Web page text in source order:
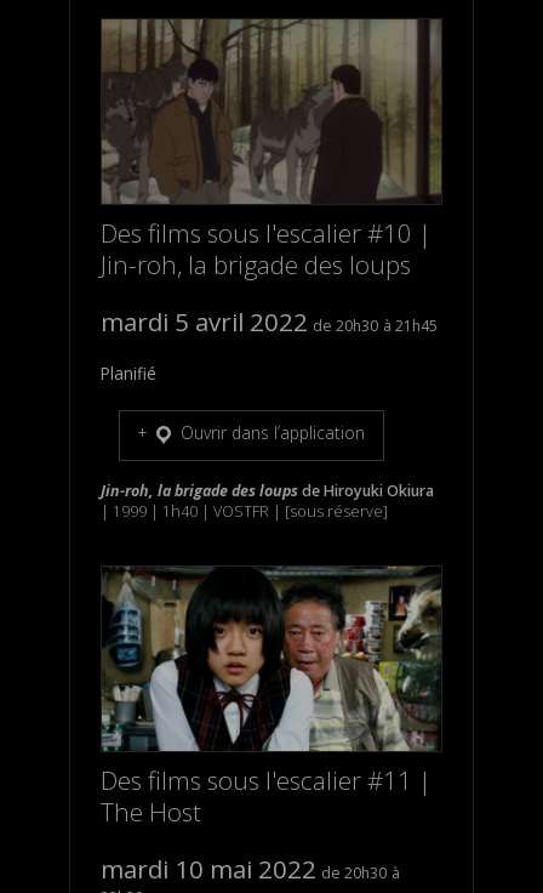
Des films sous l'escalier #10 |
Jin-roh, la brigade des loups
mardi 5 avril 2022
20h30 21h45
Planifié
Ouvrir dans l’application
Jin-roh, la brigade des loupsdeHiroyuki Okiura
| 1999 | 1h40 | VOSTFR | [sous réserve]
Des films sous l'escalier #11 |
The Host
mardi 10 mai 2022
20h30